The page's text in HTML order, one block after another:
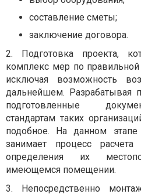
составление сметы;
заключение договора.
2. Подготовка проекта,
комплекс мер по правильной
исключая возможность
дальнейшем. Разрабатывая
подготовленные
стандартам таких
подобное. На данном
занимает процесс
определения их
имеющемся помещении.
3. Непосредственно